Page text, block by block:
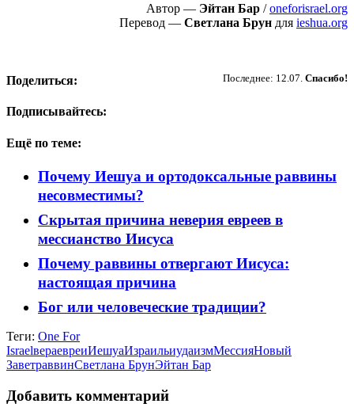
Автор — Эйтан Бар /oneforisrael.org
Перевод — Светлана Брун для ieshua.org
Последнее: 12.07. Спасибо!
Поделиться:
Подписывайтесь:
Ещё по теме:
Почему Иешуа и ортодоксальные раввины
несовместимы?
Скрытая причина неверия евреев в
мессианство Иисуса
Почему раввины отвергают Иисуса:
настоящая причина
Бог или человеческие традиции?
Теги: One For
IsraelвераевреиИешуаИзраильиудаизмМессияНовый
ЗаветраввинСветлана БрунЭйтан Бар
Добавить комментарий